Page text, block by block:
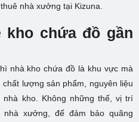
nhà xưởng tại Kizuna.
kho chứa đồ gần
nhà kho chứa đồ là khu vực mà
lượng sản phẩm, nguyên liệu
kho. Không những thế, vị trí
xưởng, để đảm bảo quãng